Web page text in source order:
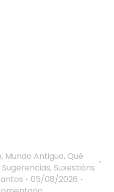
, Mundo Antiguo, Qué
Sugerencias, Suxestións
05/08/2026